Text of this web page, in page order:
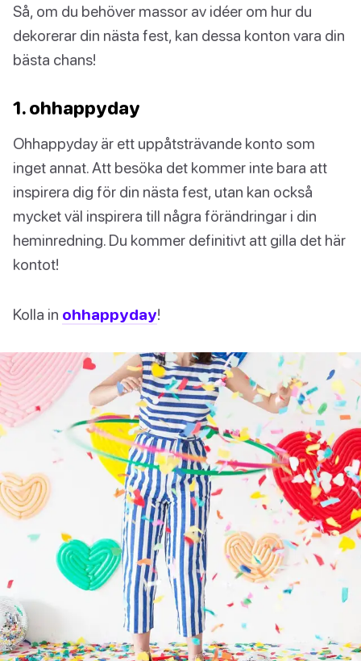
Så, om du behöver massor av idéer om hur du
dekorerar din nästa fest, kan dessa konton vara din
bästa chans!
1. ohhappyday
Ohhappyday är ett uppåtsträvande konto som
inget annat. Att besöka det kommer inte bara att
inspirera dig för din nästa fest, utan kan också
mycket väl inspirera till några förändringar i din
heminredning. Du kommer definitivt att gilla det här
kontot!
Kolla in ohhappyday!